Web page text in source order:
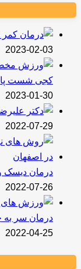
2023-02-03
کجی شست پا
2023-01-30
2022-07-29
درمان دیسک
2022-07-26
درمان سر به
2022-04-25